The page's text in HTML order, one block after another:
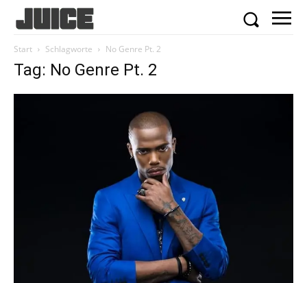
Start Schlagworte No Genre Pt. 2
Tag: No Genre Pt. 2